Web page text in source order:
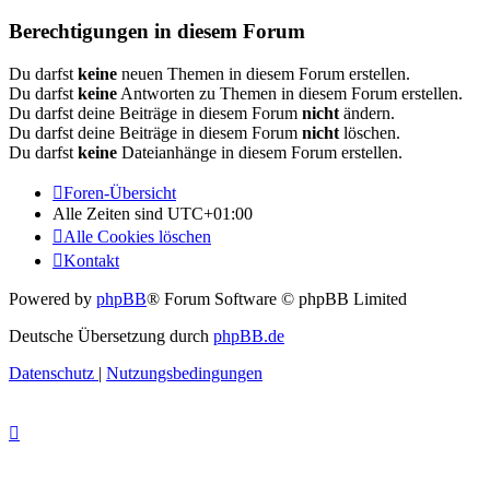
Berechtigungen in diesem Forum
Du darfst keine neuen Themen in diesem Forum erstellen.
Du darfst keine Antworten zu Themen in diesem Forum erstellen.
Du darfst deine Beiträge in diesem Forum nicht ändern.
Du darfst deine Beiträge in diesem Forum nicht löschen.
Du darfst keine Dateianhänge in diesem Forum erstellen.
Foren-Übersicht
Alle Zeiten sind UTC+01:00
Alle Cookies löschen
Kontakt
Powered by phpBB® Forum Software © phpBB Limited
Deutsche Übersetzung durch phpBB.de
Datenschutz | Nutzungsbedingungen